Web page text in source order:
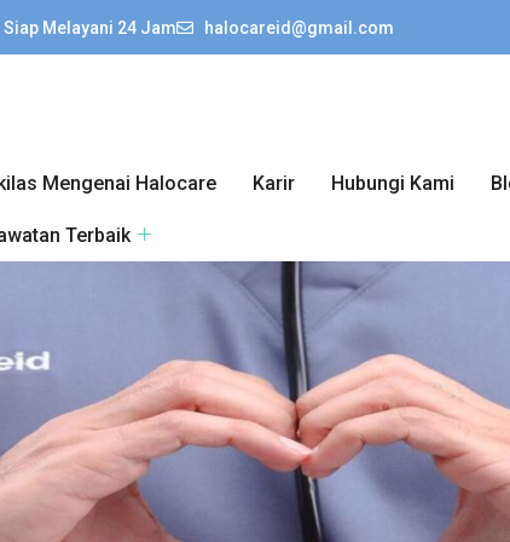
Siap Melayani 24 Jam halocareid@gmail.com
Mengenai Halocare Karir Hubungi Kami
Terbaik